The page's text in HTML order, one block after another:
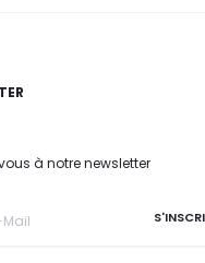
à notre newsletter